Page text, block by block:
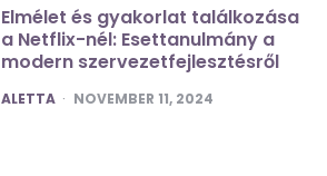
Elmélet és gyakorlat találkozása
a Netflix-nél: Esettanulmány a
modern szervezetfejlesztésről
POSTED
ALETTA NOVEMBER 11, 2024